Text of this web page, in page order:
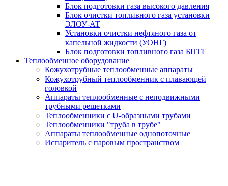
Блок подготовки газа высокого давления
Блок очистки топливного газа установки
ЭЛОУ-АТ
Установки очистки нефтяного газа от
капельной жидкости (УОНГ)
Блок подготовки топливного газа БПТГ
Теплообменное оборудование
Кожухотрубные теплообменные аппараты
Кожухотрубный теплообменник с плавающей
головкой
Аппараты теплообменные с неподвижными
трубными решетками
Теплообменники с U-образными трубами
Теплообменники "труба в трубе"
Аппараты теплообменные однопоточные
Испаритель с паровым пространством